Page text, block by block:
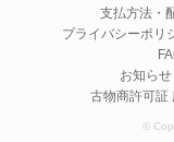
支払方法・
プライバシーポリ
お知ら
古物商許可証
©